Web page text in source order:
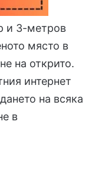
и 3-метров
място в
на открито.
интернет
на всяка
в